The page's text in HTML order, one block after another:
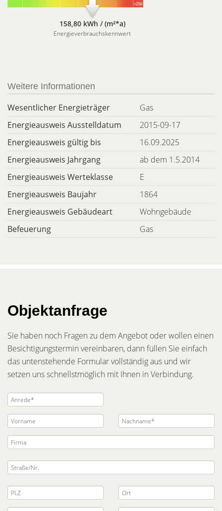
158,80 kWh / (m²*a)
Energieverbrauchskennwert
Weitere Informationen
Wesentlicher Energieträger
Gas
Energieausweis Ausstelldatum
2015-09-17
Energieausweis gültig bis
16.09.2025
Energieausweis Jahrgang
ab dem 1.5.2014
Energieausweis Werteklasse
E
Energieausweis Baujahr
1864
Energieausweis Gebäudeart
Wohngebäude
Befeuerung
Gas
Objektanfrage
Sie haben noch Fragen zu dem Angebot oder wollen einen
Besichtigungstermin vereinbaren, dann füllen Sie einfach
das untenstehende Formular vollständig aus und wir
setzen uns schnellstmöglich mit Ihnen in Verbindung.